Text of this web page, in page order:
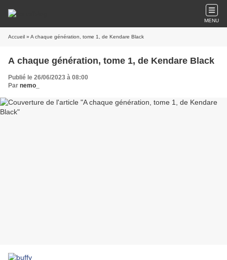
MENU
Accueil » A chaque génération, tome 1, de Kendare Black
A chaque génération, tome 1, de Kendare Black
Publié le 26/06/2023 à 08:00
Par nemo_